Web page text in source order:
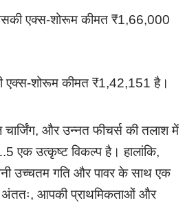
एक्स-शोरूम कीमत ₹1,66,000
एक्स-शोरूम कीमत ₹1,42,151 है।
और उन्नत फीचर्स की तलाश में
एक उत्कृष्ट विकल्प है। हालांकि,
उच्चतम गति और पावर के साथ एक
अंततः, आपकी प्राथमिकताओं और